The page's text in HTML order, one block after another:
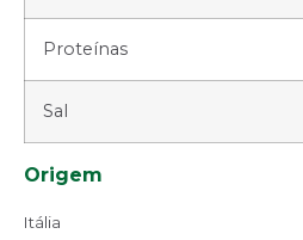
Proteínas
Sal
Origem
Itália